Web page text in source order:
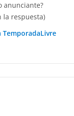
anunciante?
la respuesta)
TemporadaLivre